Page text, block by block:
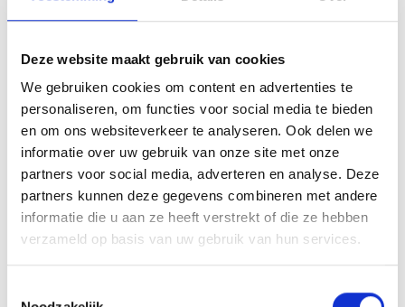
Deze website maakt gebruik van cookies
We gebruiken cookies om content en advertenties te
personaliseren, om functies voor social media te bieden
en om ons websiteverkeer te analyseren. Ook delen we
informatie over uw gebruik van onze site met onze
partners voor social media, adverteren en analyse. Deze
partners kunnen deze gegevens combineren met andere
informatie die u aan ze heeft verstrekt of die ze hebben
verzameld op basis van uw gebruik van hun services.
VITELLO TONNATO VAN DE
SEARWOOD
RECEPT